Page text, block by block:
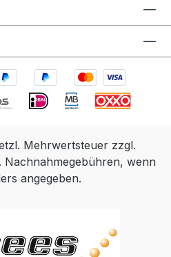
Mehrwertsteuer zzgl.
wenn
angegeben.